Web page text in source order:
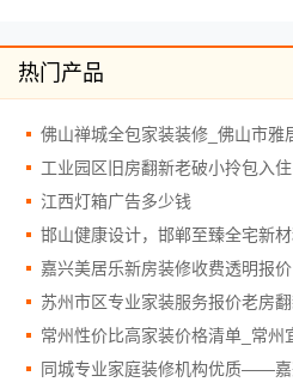
热门产品
江西灯箱广告多少钱
嘉兴美居乐新房装修收费透明报价